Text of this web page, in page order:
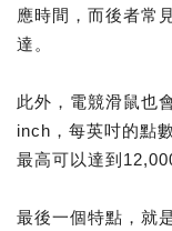
應時間，而後者常
達。
此外，電競滑鼠也
inch，每英吋的點
最高可以達到
最後一個特點，就